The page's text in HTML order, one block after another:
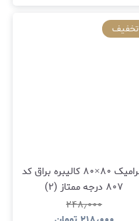
تخفیف
سرامیک ۸۰×۸۰ کالیبره براق کد
۸۰۷ درجه ممتاز (۲)
۲۴۸٫۰۰۰